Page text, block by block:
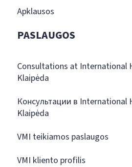
Apklausos
PASLAUGOS
Consultations at International
Klaipėda
Консультации в International
Klaipėda
VMI teikiamos paslaugos
VMI kliento profilis